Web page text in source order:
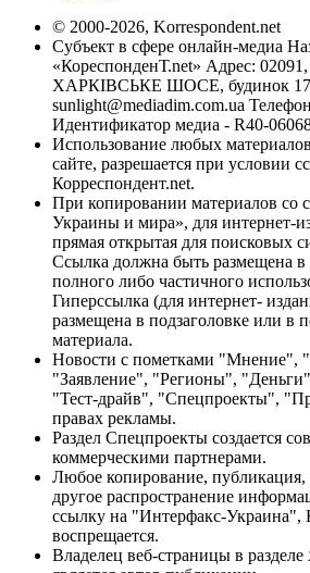
© 2000-2026, Korrespondent.net
Субъект в сфере онлайн-медиа
«КореспонденТ.net» Адрес: 02091,
ХАРКІВСЬКЕ ШОСЕ, будинок
sunlight@mediadim.com.ua
Идентификатор медиа - R40-
Использование любых
сайте, разрешается при условии
Корреспондент.net.
При копировании материалов со
Украины и мира», для интернет-
прямая открытая для поисковых
Ссылка должна быть размещена в
полного либо частичного
Гиперссылка (для интернет-
размещена в подзаголовке или в
материала.
Новости с пометками "Мнение",
"Заявление", "Регионы",
"Тест-драйв", "Спецпроекты",
правах рекламы.
Раздел Спецпроекты создается
коммерческими партнерами.
Любое копирование, публикация,
другое распространение
ссылку на "Интерфакс-Украина",
воспрещается.
Владелец веб-страницы в